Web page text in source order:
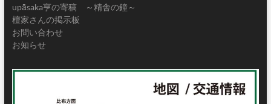
upāsaka亨の寄稿 ～精舎の鐘～
檀家さんの掲示板
お問い合わせ
お知らせ